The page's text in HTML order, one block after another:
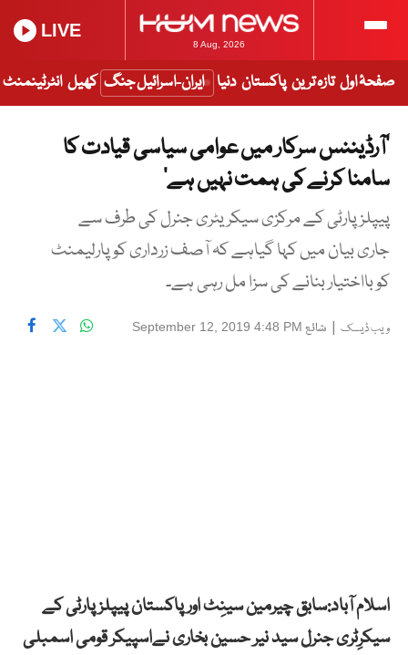
8 Aug, 2026
LIVE
صفحۂ اول تازہ ترین پاکستان دنیا ایران-اسرائیل جنگ کھیل انٹرٹینمنٹ
’آرڈیننس سرکار میں عوامی سیاسی قیادت کا
سامنا کرنے کی ہمت نہیں ہے‘
پیپلزپارٹی کے مرکزی سیکریٹری جنرل کی طرف سے
جاری بیان میں کہا گیاہے کہ آصف زرداری کو پارلیمنٹ
کو بااختیار بنانے کی سزا مل رہی ہے۔
ویب ڈیسک | شائع September 12, 2019 4:48 PM
اسلام آباد:سابق چیرمین سینِٹ اور پاکستان پیپلز پارٹی کے
سیکرِٹری جنرل سید نیر حسین بخاری نےاسپیکر قومی اسمبلی